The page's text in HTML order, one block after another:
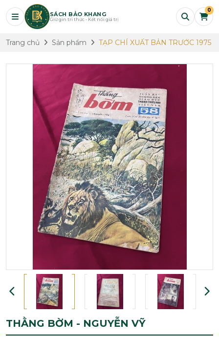
SÁCH BẢO KHANG
Giữ gìn tri thức - Kết nối giá trị
0
Trang chủ Sản phẩm TẠP CHÍ XUẤT BẢN TRƯỚC 1975
THẰNG BỜM - NGUYỄN VỸ